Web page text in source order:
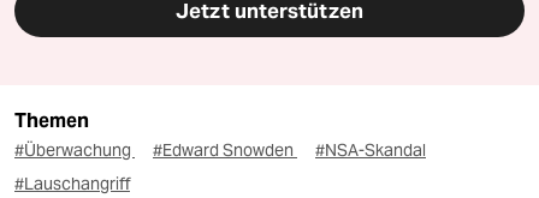
Jetzt unterstützen
Themen
#Überwachung #Edward Snowden
#NSA-Skandal
#Lauschangriff